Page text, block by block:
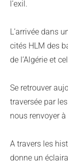
l’exil.
L’arrivée dans
cités HLM des
de l’Algérie et
Se retrouver
traversée par
nous renvoyer
A travers les
donne un